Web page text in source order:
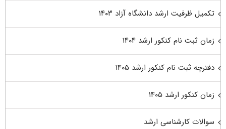
تکمیل ظرفیت ارشد دانشگاه آزاد ۱۴۰۳
زمان ثبت نام کنکور ارشد ۱۴۰۴
دفترچه ثبت نام کنکور ارشد ۱۴۰۵
زمان کنکور ارشد ۱۴۰۵
سوالات کارشناسی ارشد